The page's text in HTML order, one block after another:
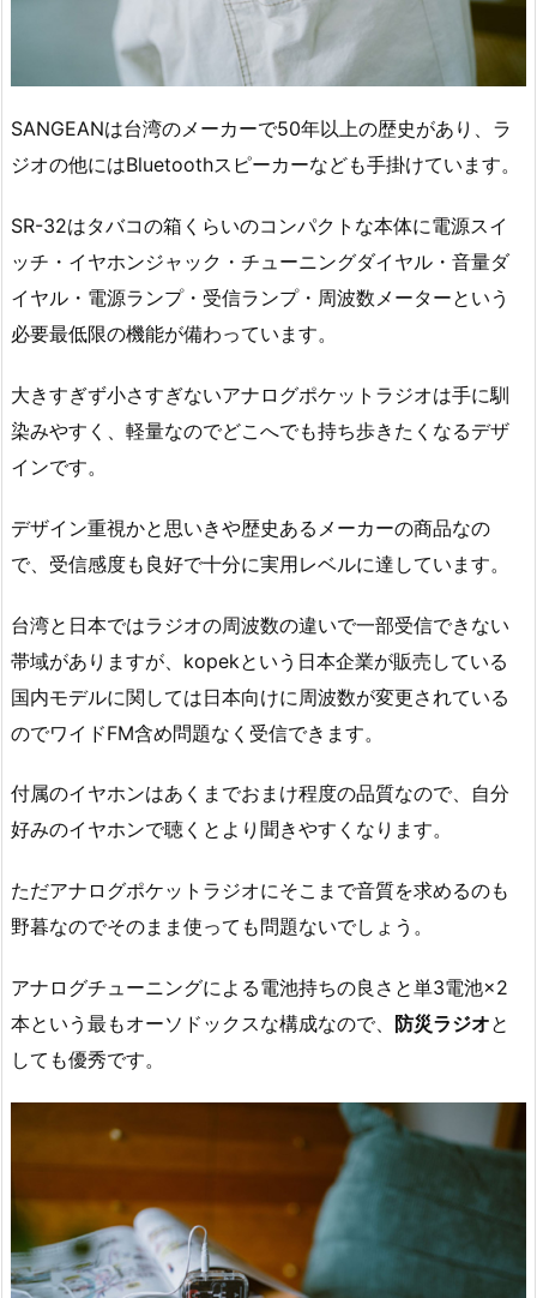
SANGEANは台湾のメーカーで50年以上の歴史があり、ラ
ジオの他にはBluetoothスピーカーなども手掛けています。
SR-32はタバコの箱くらいのコンパクトな本体に電源スイ
ッチ・イヤホンジャック・チューニングダイヤル・音量ダ
イヤル・電源ランプ・受信ランプ・周波数メーターという
必要最低限の機能が備わっています。
大きすぎず小さすぎないアナログポケットラジオは手に馴
染みやすく、軽量なのでどこへでも持ち歩きたくなるデザ
インです。
デザイン重視かと思いきや歴史あるメーカーの商品なの
で、受信感度も良好で十分に実用レベルに達しています。
台湾と日本ではラジオの周波数の違いで一部受信できない
帯域がありますが、kopekという日本企業が販売している
国内モデルに関しては日本向けに周波数が変更されている
のでワイドFM含め問題なく受信できます。
付属のイヤホンはあくまでおまけ程度の品質なので、自分
好みのイヤホンで聴くとより聞きやすくなります。
ただアナログポケットラジオにそこまで音質を求めるのも
野暮なのでそのまま使っても問題ないでしょう。
アナログチューニングによる電池持ちの良さと単3電池×2
本という最もオーソドックスな構成なので、 防災ラジオと
しても優秀です。